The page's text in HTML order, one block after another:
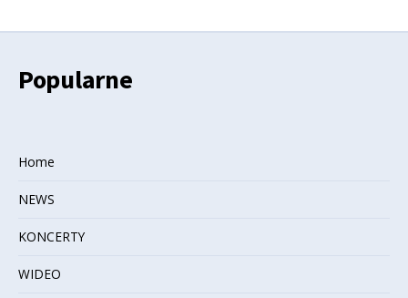
Popularne
Home
NEWS
KONCERTY
WIDEO